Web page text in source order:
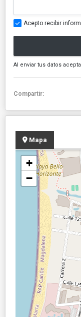
Acepto recibir
Al enviar tus datos
Compartir:
Mapa
+
−